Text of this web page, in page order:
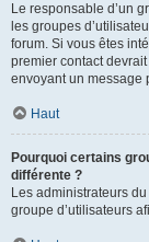
Le responsable d’un
les groupes
forum. Si vous êtes
premier contact
envoyant un message
Haut
Pourquoi certains
différente ?
Les administrateurs
groupe d’utilisateurs